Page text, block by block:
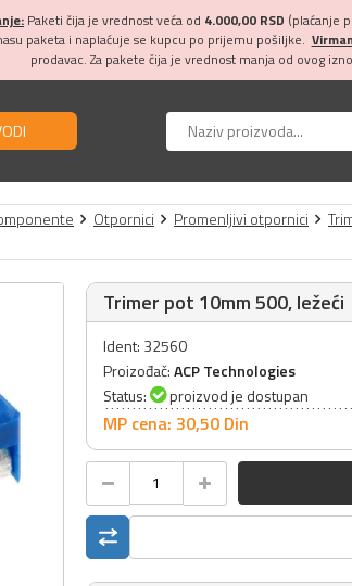
Paketi čija je vrednost veća od 4.000,00 RSD (plaćanje
paketa i naplaćuje se kupcu po prijemu pošiljke.
prodavac. Za pakete čija je vrednost manja od ovog
Otpornici Promenljivi otpornici
Trimer pot 10mm 500, ležeći
Ident: 32560
Proizođač:ACP Technologies
Status:
proizvod je dostupan
MP cena: 30,50 Din